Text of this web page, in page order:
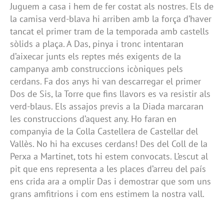
Juguem a casa i hem de fer costat als nostres. Els de
la camisa verd-blava hi arriben amb la força d’haver
tancat el primer tram de la temporada amb castells
sòlids a plaça. A Das, pinya i tronc intentaran
d’aixecar junts els reptes més exigents de la
campanya amb construccions icòniques pels
cerdans. Fa dos anys hi van descarregar el primer
Dos de Sis, la Torre que fins llavors es va resistir als
verd-blaus. Els assajos previs a la Diada marcaran
les construccions d’aquest any. Ho faran en
companyia de la Colla Castellera de Castellar del
Vallès. No hi ha excuses cerdans! Des del Coll de la
Perxa a Martinet, tots hi estem convocats. L’escut al
pit que ens representa a les places d’arreu del país
ens crida ara a omplir Das i demostrar que som uns
grans amfitrions i com ens estimem la nostra vall.